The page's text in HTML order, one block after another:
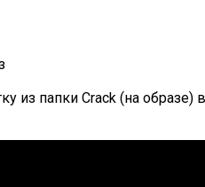
из папки Crack (на образе)